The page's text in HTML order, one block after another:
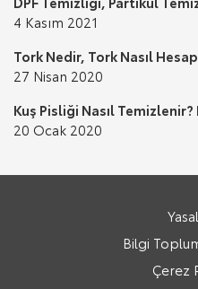
4 Kasım 2021
Tork Nedir, Tork Nasıl
27 Nisan 2020
Kuş Pisliği Nasıl
20 Ocak 2020
Bilgi
Çerez